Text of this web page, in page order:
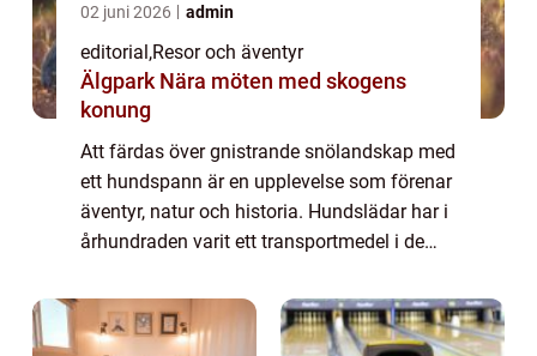
02 juni 2026 admin
editorial,Resor och äventyr
Älgpark Nära möten med skogens
konung
Att färdas över gnistrande snölandskap med
ett hundspann är en upplevelse som förenar
äventyr, natur och historia. Hundslädar har i
århundraden varit ett transportmedel i de